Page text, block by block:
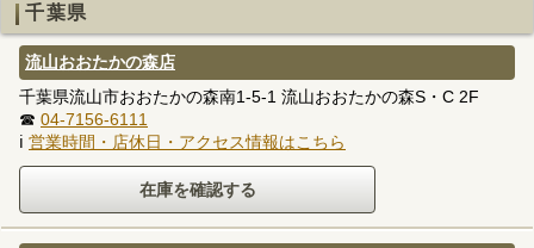
千葉県
流山おおたかの森店
千葉県流山市おおたかの森南1-5-1 流山おおたかの森S・C 2F
☎ 04-7156-6111
ℹ 営業時間・店休日・アクセス情報はこちら